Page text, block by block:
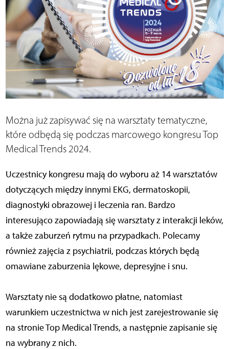
Można już zapisywać się na warsztaty tematyczne,
które odbędą się podczas marcowego kongresu Top
Medical Trends 2024.
Uczestnicy kongresu mają do wyboru aż 14 warsztatów
dotyczących między innymi EKG, dermatoskopii,
diagnostyki obrazowej i leczenia ran. Bardzo
interesująco zapowiadają się warsztaty z interakcji leków,
a także zaburzeń rytmu na przypadkach. Polecamy
również zajęcia z psychiatrii, podczas których będą
omawiane zaburzenia lękowe, depresyjne i snu.
Warsztaty nie są dodatkowo płatne, natomiast
warunkiem uczestnictwa w nich jest zarejestrowanie się
na stronie Top Medical Trends, a następnie zapisanie się
na wybrany z nich.